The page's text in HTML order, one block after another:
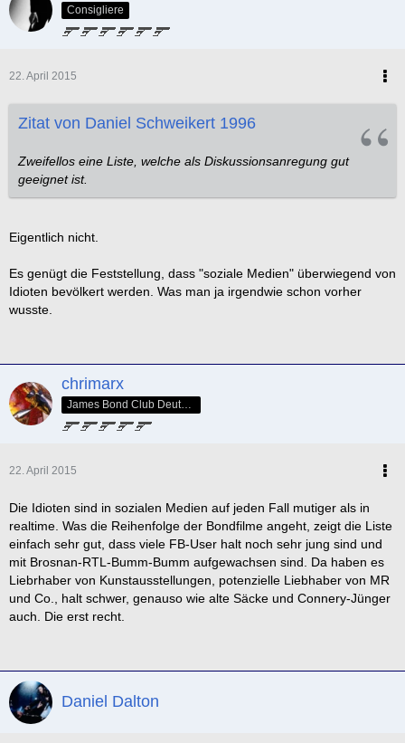
Consigliere
22. April 2015
Zitat von Daniel Schweikert 1996
Zweifellos eine Liste, welche als Diskussionsanregung gut
geeignet ist.
Eigentlich nicht.
Es genügt die Feststellung, dass "soziale Medien" überwiegend von
Idioten bevölkert werden. Was man ja irgendwie schon vorher
wusste.
chrimarx
22. April 2015
Die Idioten sind in sozialen Medien auf jeden Fall mutiger als in
realtime. Was die Reihenfolge der Bondfilme angeht, zeigt die Liste
einfach sehr gut, dass viele FB-User halt noch sehr jung sind und
mit Brosnan-RTL-Bumm-Bumm aufgewachsen sind. Da haben es
Liebrhaber von Kunstausstellungen, potenzielle Liebhaber von MR
und Co., halt schwer, genauso wie alte Säcke und Connery-Jünger
auch. Die erst recht.
Daniel Dalton